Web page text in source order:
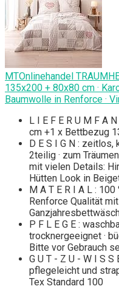
MTOnlinehandel
135x200 + 80x80 cm ·
Baumwolle in Renforce ·
L I E F E R U M F A
cm +1 x Bettbezug
D E S I G N :
2teilig · zum
mit vielen Details:
Hütten Look in
M A T E R I A L :
Renforce Qualität
P F L E G E :
trocknergeeignet ·
Bitte vor Gebrauch
G U T - Z U - W I S
pflegeleicht und
Tex Standard 100